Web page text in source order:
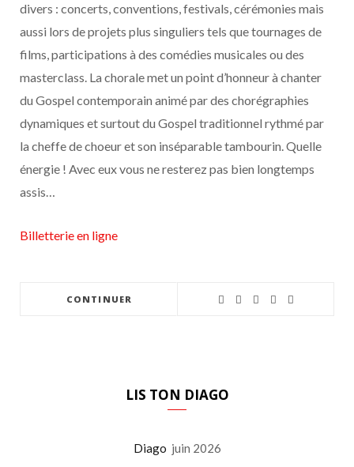
divers : concerts, conventions, festivals, cérémonies mais
aussi lors de projets plus singuliers tels que tournages de
films, participations à des comédies musicales ou des
masterclass. La chorale met un point d’honneur à chanter
du Gospel contemporain animé par des chorégraphies
dynamiques et surtout du Gospel traditionnel rythmé par
la cheffe de choeur et son inséparable tambourin. Quelle
énergie ! Avec eux vous ne resterez pas bien longtemps
assis…
Billetterie en ligne
CONTINUER
LIS TON DIAGO
Diago juin 2026